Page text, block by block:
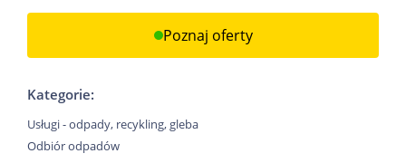
Poznaj oferty
Kategorie:
Usługi - odpady, recykling, gleba
Odbiór odpadów